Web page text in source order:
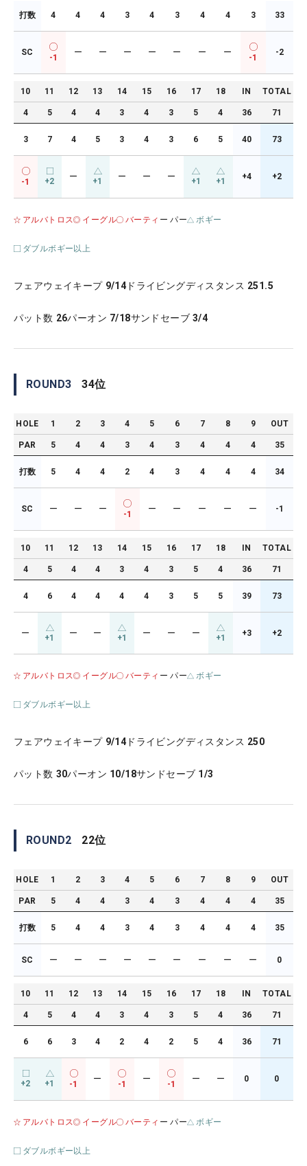
打数 4 4 4 3 4 3 4 4 3 33
SC
-1
ー ー ー ー ー ー ー
-1
-2
10 11 12 13 14 15 16 17 18 IN TOTAL
4 5 4 4 3 4 3 5 4 36 71
3 7 4 5 3 4 3 6 5 40 73
-1 +2 ー +1 ー ー ー +1 +1 +4 +2
アルバトロス イーグル バーティ ー パー ボギー
ダブルボギー以上
フェアウェイキープ 9/14 ドライビングディスタンス 251.5
パット数 26パーオン 7/18サンドセーブ 3/4
ROUND3 34位
HOLE 1 2 3 4 5 6 7 8 9 OUT
PAR 5 4 4 3 4 3 4 4 4 35
打数 5 4 4 2 4 3 4 4 4 34
SC ー ー ー
-1
ー ー ー ー ー -1
10 11 12 13 14 15 16 17 18 IN TOTAL
4 5 4 4 3 4 3 5 4 36 71
4 6 4 4 4 4 3 5 5 39 73
ー +1 ー ー +1 ー ー ー +1 +3 +2
アルバトロス イーグル バーティ ー パー ボギー
ダブルボギー以上
フェアウェイキープ 9/14 ドライビングディスタンス 250
パット数 30パーオン 10/18サンドセーブ 1/3
ROUND2 22位
HOLE 1 2 3 4 5 6 7 8 9 OUT
PAR 5 4 4 3 4 3 4 4 4 35
打数 5 4 4 3 4 3 4 4 4 35
SC ー ー ー ー ー ー ー ー ー 0
10 11 12 13 14 15 16 17 18 IN TOTAL
4 5 4 4 3 4 3 5 4 36 71
6 6 3 4 2 4 2 5 4 36 71
+2 +1 -1
ー
-1
ー
-1
ー ー 0 0
アルバトロス イーグル バーティ ー パー ボギー
ダブルボギー以上